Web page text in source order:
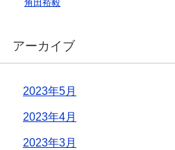
角田裕毅
アーカイブ
2023年5月
2023年4月
2023年3月